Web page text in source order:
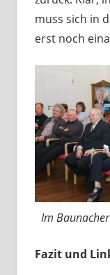
muss sich in
erst noch
Im
Fazit und